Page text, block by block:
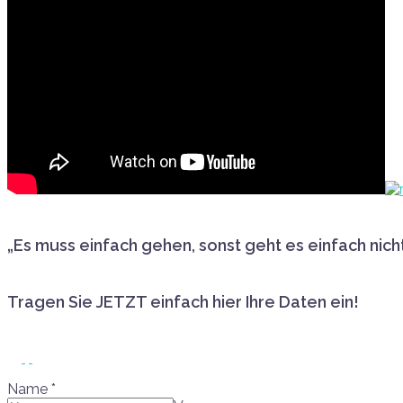
„Es muss einfach gehen, sonst geht es einfach
Tragen Sie JETZT einfach hier Ihre Daten ein!
Name *